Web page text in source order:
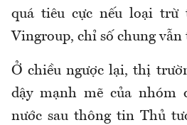
quá tiêu cực nếu loại trừ
Vingroup, chỉ số chung vẫn
Ở chiều ngược lại, thị
dậy mạnh mẽ của nhóm
nước sau thông tin Thủ